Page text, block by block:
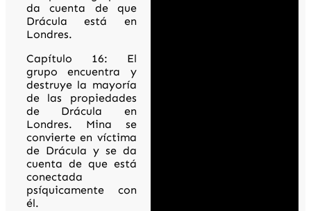
da cuenta de que
Drácula está en
Londres.
Capítulo 16: El
grupo encuentra y
destruye la mayoría
de las propiedades
de Drácula en
Londres. Mina se
convierte en víctima
de Drácula y se da
cuenta de que está
conectada
psíquicamente con
él.